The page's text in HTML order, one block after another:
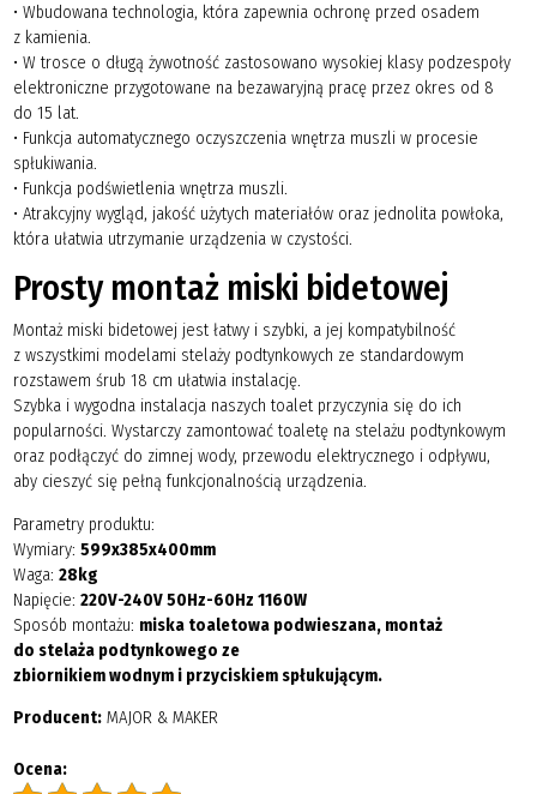
• Wbudowana technologia, która zapewnia ochronę przed osadem
z kamienia.
• W trosce o długą żywotność zastosowano wysokiej klasy podzespoły
elektroniczne przygotowane na bezawaryjną pracę przez okres od 8
do 15 lat.
• Funkcja automatycznego oczyszczenia wnętrza muszli w procesie
spłukiwania.
• Funkcja podświetlenia wnętrza muszli.
• Atrakcyjny wygląd, jakość użytych materiałów oraz jednolita powłoka,
która ułatwia utrzymanie urządzenia w czystości.
Prosty montaż miski bidetowej
Montaż miski bidetowej jest łatwy i szybki, a jej kompatybilność
z wszystkimi modelami stelaży podtynkowych ze standardowym
rozstawem śrub 18 cm ułatwia instalację.
Szybka i wygodna instalacja naszych toalet przyczynia się do ich
popularności. Wystarczy zamontować toaletę na stelażu podtynkowym
oraz podłączyć do zimnej wody, przewodu elektrycznego i odpływu,
aby cieszyć się pełną funkcjonalnością urządzenia.
Parametry produktu:
Wymiary: 599x385x400mm
Waga: 28kg
Napięcie: 220V-240V 50Hz-60Hz 1160W
Sposób montażu: miska toaletowa podwieszana, montaż
do stelaża podtynkowego ze
zbiornikiem wodnym i przyciskiem spłukującym.
Producent:MAJOR & MAKER
Ocena: